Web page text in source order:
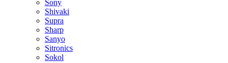
Sony
Shivaki
Supra
Sharp
Sanyo
Sitronics
Sokol